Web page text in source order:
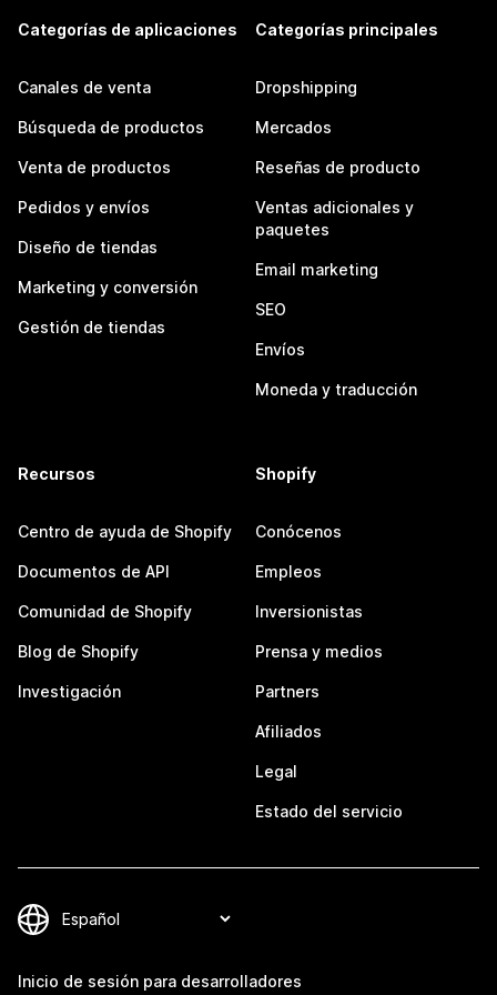
Categorías de aplicaciones
Canales de venta
Búsqueda de productos
Venta de productos
Pedidos y envíos
Diseño de tiendas
Marketing y conversión
Gestión de tiendas
Categorías principales
Dropshipping
Mercados
Reseñas de producto
Ventas adicionales y
paquetes
Email marketing
SEO
Envíos
Moneda y traducción
Recursos
Centro de ayuda de Shopify
Documentos de API
Comunidad de Shopify
Blog de Shopify
Investigación
Shopify
Conócenos
Empleos
Inversionistas
Prensa y medios
Partners
Afiliados
Legal
Estado del servicio
Inicio de sesión para desarrolladores